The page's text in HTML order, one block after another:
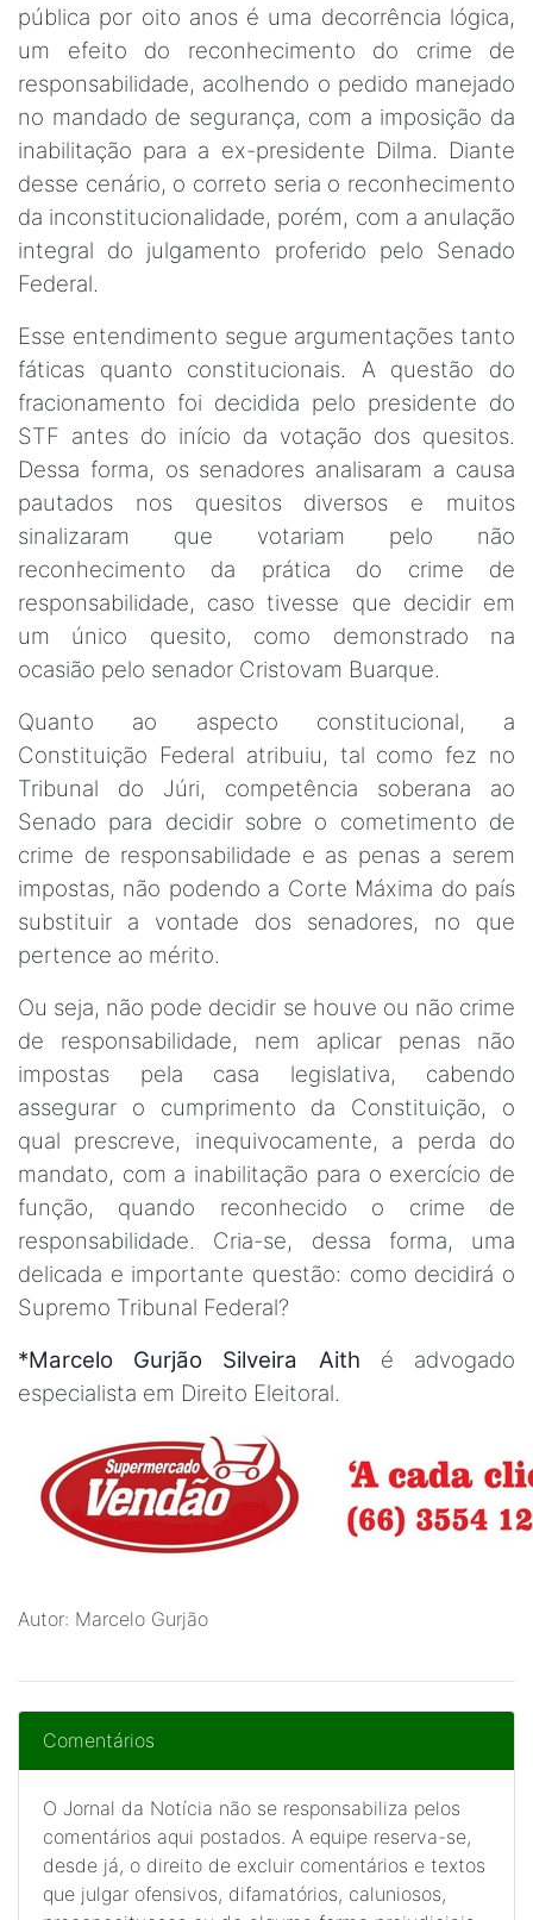
pública por oito anos é uma decorrência lógica,
um efeito do reconhecimento do crime de
responsabilidade, acolhendo o pedido manejado
no mandado de segurança, com a imposição da
inabilitação para a ex-presidente Dilma. Diante
desse cenário, o correto seria o reconhecimento
da inconstitucionalidade, porém, com a anulação
integral do julgamento proferido pelo Senado
Federal.
Esse entendimento segue argumentações tanto
fáticas quanto constitucionais. A questão do
fracionamento foi decidida pelo presidente do
STF antes do início da votação dos quesitos.
Dessa forma, os senadores analisaram a causa
pautados nos quesitos diversos e muitos
sinalizaram que votariam pelo não
reconhecimento da prática do crime de
responsabilidade, caso tivesse que decidir em
um único quesito, como demonstrado na
ocasião pelo senador Cristovam Buarque.
Quanto ao aspecto constitucional, a
Constituição Federal atribuiu, tal como fez no
Tribunal do Júri, competência soberana ao
Senado para decidir sobre o cometimento de
crime de responsabilidade e as penas a serem
impostas, não podendo a Corte Máxima do país
substituir a vontade dos senadores, no que
pertence ao mérito.
Ou seja, não pode decidir se houve ou não crime
de responsabilidade, nem aplicar penas não
impostas pela casa legislativa, cabendo
assegurar o cumprimento da Constituição, o
qual prescreve, inequivocamente, a perda do
mandato, com a inabilitação para o exercício de
função, quando reconhecido o crime de
responsabilidade. Cria-se, dessa forma, uma
delicada e importante questão: como decidirá o
Supremo Tribunal Federal?
*Marcelo Gurjão Silveira Aith é advogado
especialista em Direito Eleitoral.
Autor: Marcelo Gurjão
Comentários
O Jornal da Notícia não se responsabiliza pelos
comentários aqui postados. A equipe reserva-se,
desde já, o direito de excluir comentários e textos
que julgar ofensivos, difamatórios, caluniosos,